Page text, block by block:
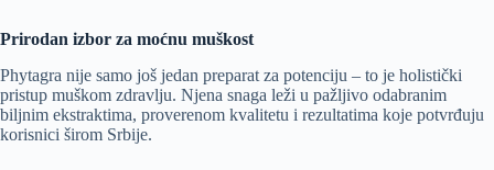
Prirodan izbor za moćnu muškost
Phytagra nije samo još jedan preparat za potenciju – to je holistički
pristup muškom zdravlju. Njena snaga leži u pažljivo odabranim
biljnim ekstraktima, proverenom kvalitetu i rezultatima koje potvrđuju
korisnici širom Srbije.